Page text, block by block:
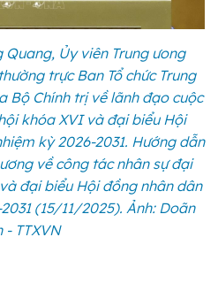
Ủy viên Trung ưong
trực Ban Tổ chức Trung
Bộ Chính trị về lãnh đạo cuộc
khóa XVI và đại biểu Hội
kỳ 2026-2031. Hướng dẫn
về công tác nhân sự đại
đại biểu Hội đồng nhân dân
(15/11/2025). Ảnh: Doãn
- TTXVN